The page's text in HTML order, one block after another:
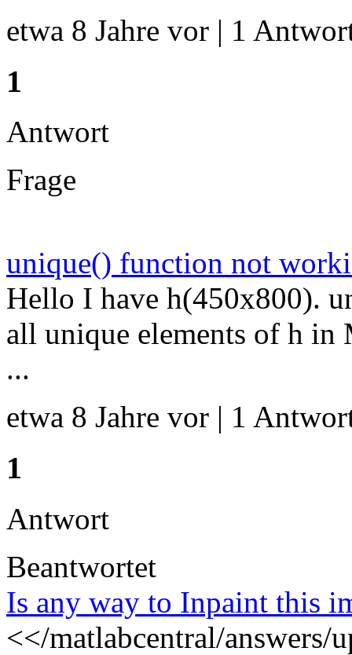
etwa 8 Jahre vor | 1
1
Antwort
Frage
unique() function not
Hello I have h(450x800).
all unique elements of h
...
etwa 8 Jahre vor | 1
1
Antwort
Beantwortet
Is any way to Inpaint this
<</matlabcentral/answers/